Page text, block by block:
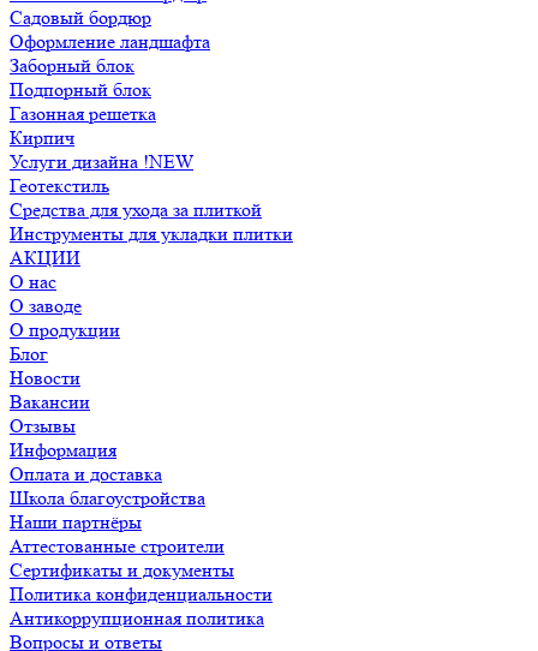
Садовый бордюр
Оформление ландшафта
Заборный блок
Подпорный блок
Газонная решетка
Кирпич
Услуги дизайна !NEW
Геотекстиль
Средства для ухода за плиткой
Инструменты для укладки плитки
АКЦИИ
О нас
О заводе
О продукции
Блог
Новости
Вакансии
Отзывы
Информация
Оплата и доставка
Школа благоустройства
Наши партнёры
Аттестованные строители
Сертификаты и документы
Политика конфиденциальности
Антикоррупционная политика
Вопросы и ответы